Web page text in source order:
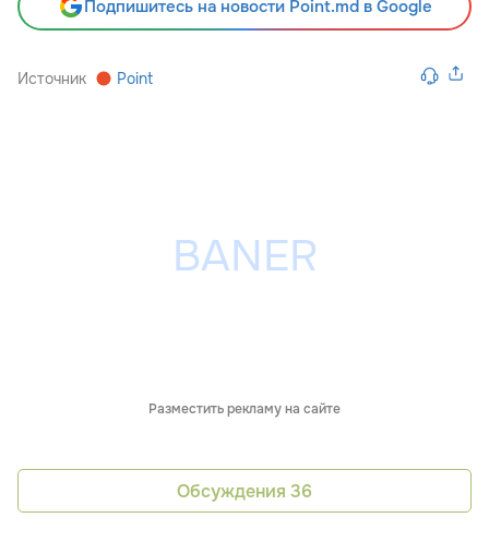
Подпишитесь на новости Point.md в Google
Источник Point
Разместить рекламу на сайте
Обсуждения 36